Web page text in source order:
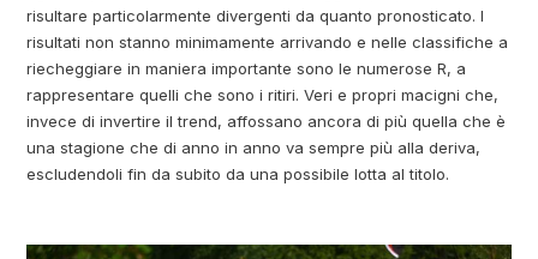
risultare particolarmente divergenti da quanto pronosticato. I
risultati non stanno minimamente arrivando e nelle classifiche a
riecheggiare in maniera importante sono le numerose R, a
rappresentare quelli che sono i ritiri. Veri e propri macigni che,
invece di invertire il trend, affossano ancora di più quella che è
una stagione che di anno in anno va sempre più alla deriva,
escludendoli fin da subito da una possibile lotta al titolo.